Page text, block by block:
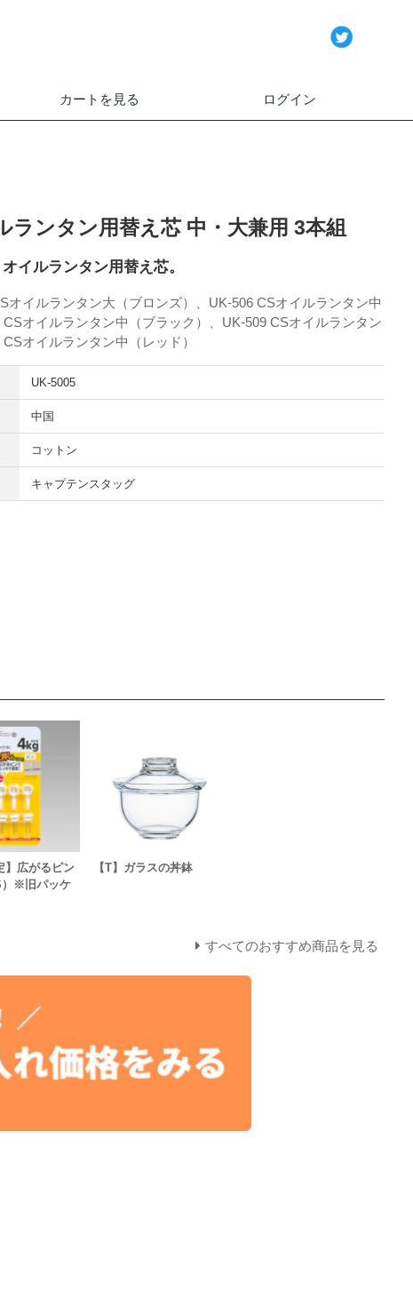
カートを見る ログイン
ランタン用替え芯 中・大兼用 3本組
イルランタン用替え芯。
オイルランタン大（ブロンズ）、UK-506 CSオイルランタン中
CSオイルランタン中（ブラック）、UK-509 CSオイルランタン
オイルランタン中（レッド）
UK-5005
中国
コットン
キャプテンスタッグ
】広がるピン
）※旧パッケ
【T】ガラスの丼鉢
すべてのおすすめ商品を見る